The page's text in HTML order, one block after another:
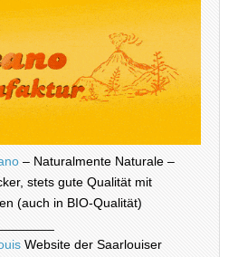
– Naturalmente Naturale –
stets gute Qualität mit
(auch in BIO-Qualität)
Website der Saarlouiser